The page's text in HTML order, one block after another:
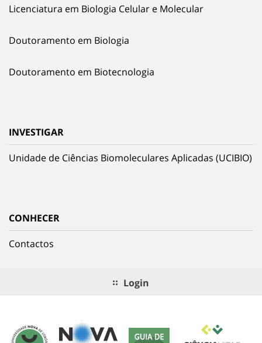
Licenciatura em Biologia Celular e Molecular
Doutoramento em Biologia
Doutoramento em Biotecnologia
INVESTIGAR
Unidade de Ciências Biomoleculares Aplicadas (UCIBIO)
CONHECER
Contactos
Login